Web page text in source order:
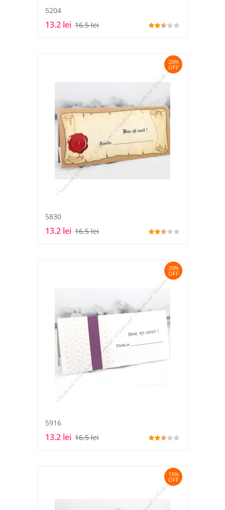
5204
13.2 lei 16.5 lei
20%
OFF
5830
13.2 lei 16.5 lei
20%
OFF
5916
13.2 lei 16.5 lei
15%
OFF